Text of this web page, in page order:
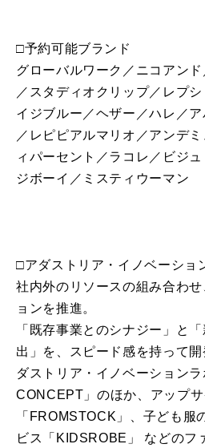
□予約可能ブランド
グローバルワーク／ニコアン
／スタディオクリップ／レプ
イジブルー／ヘザー／ハレ／
／レピピアルマリオ／アンデ
ィパーセント／ラコレ／ビジ
ジボーイ／ミスティウーマン
□アダストリア・イノベーショ
社内外のリソースの組み合わ
ョンを推進。
「既存事業とのシナジー」と
出」を、スピード感を持って
ダストリア・イノベーション
CONCEPT」のほか、アップ
「FROMSTOCK」、子ども服
ビス「KIDSROBE」 などのフ